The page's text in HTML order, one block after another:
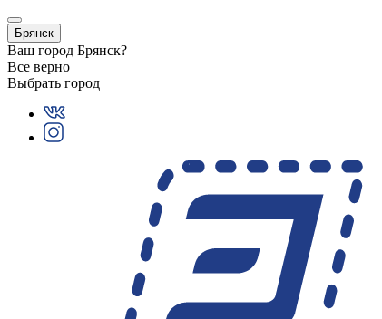
Брянск
Ваш город Брянск?
Все верно
Выбрать город